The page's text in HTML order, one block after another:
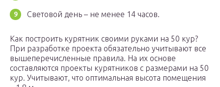
Световой день – не менее 14 часов.
Как построить курятник своими руками на 50 кур?
При разработке проекта обязательно учитывают все
вышеперечисленные правила. На их основе
составляются проекты курятников с размерами на 50
кур. Учитывают, что оптимальная высота помещения